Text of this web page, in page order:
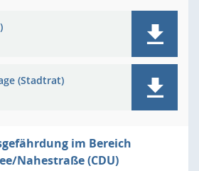
(Stadtrat)
im Bereich
Nahestraße (CDU)